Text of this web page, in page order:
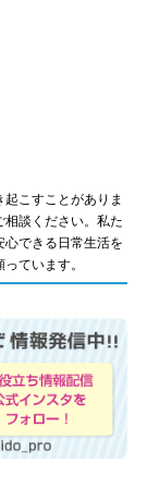
こすことがありま
談ください。私た
心できる日常生活を
ています。